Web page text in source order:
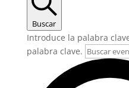
Buscar
Introduce la palabra
palabra clave.